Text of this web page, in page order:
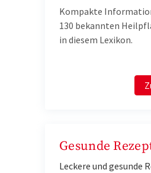
Kompakte
130 bekannten
in diesem Lexikon.
Gesunde
Leckere und gesunde